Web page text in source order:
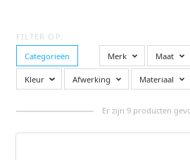
FILTER OP:
Categorieën
Merk Maat
Kleur Afwerking Materiaal